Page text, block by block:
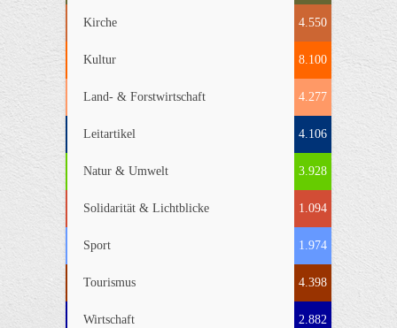
Kirche 4.550
Kultur 8.100
Land- & Forstwirtschaft 4.277
Leitartikel 4.106
Natur & Umwelt 3.928
Solidarität & Lichtblicke 1.094
Sport 1.974
Tourismus 4.398
Wirtschaft 2.882